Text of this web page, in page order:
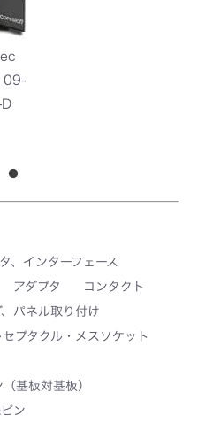
、インターフェース
アダプタ
コンタクト
パネル取り付け
プタクル・メスソケット
基板対基板）
ン